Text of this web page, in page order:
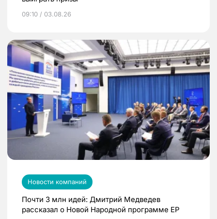
09:10 / 03.08.26
Новости компаний
Почти 3 млн идей: Дмитрий Медведев
рассказал о Новой Народной программе ЕР